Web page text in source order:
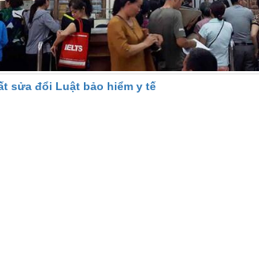
sửa đổi Luật bảo hiểm y tế